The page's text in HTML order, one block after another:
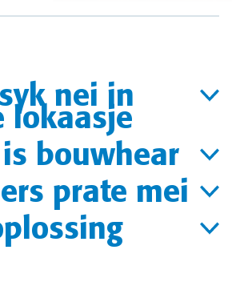
nei in
lokaasje
bouwhear
prate mei